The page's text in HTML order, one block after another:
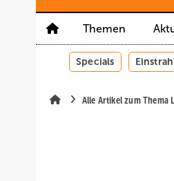
Themen
Specials
Alle Artikel zum Thema